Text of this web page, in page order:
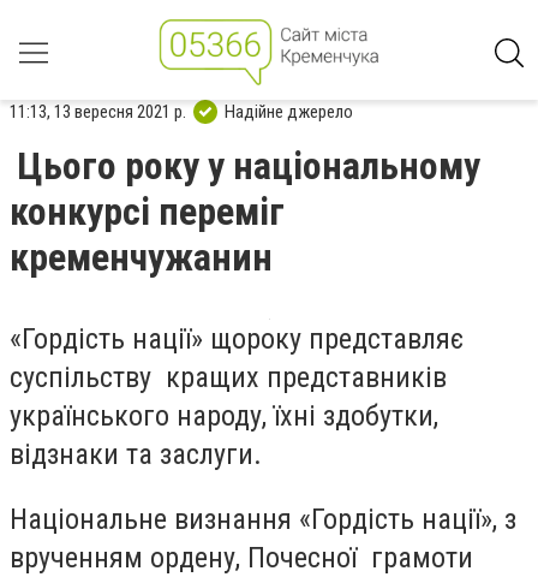
11:13, 13 вересня 2021 р. Надійне джерело
Цього року у національному
конкурсі переміг
кременчужанин
«Гордість нації» щороку представляє
суспільству кращих представників
українського народу, їхні здобутки,
відзнаки та заслуги.
Національне визнання «Гордість нації», з
врученням ордену, Почесної грамоти